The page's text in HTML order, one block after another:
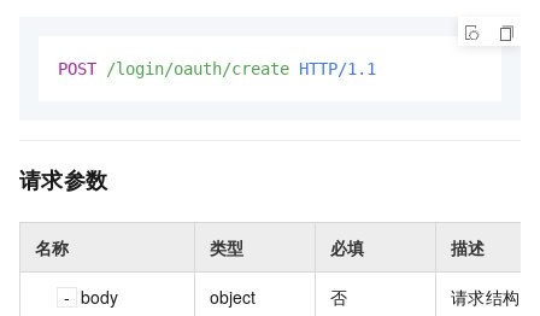
POST /login/oauth/create HTTP/1.1
请求参数
名称 类型 必填 描述
body object 否 请求结构。